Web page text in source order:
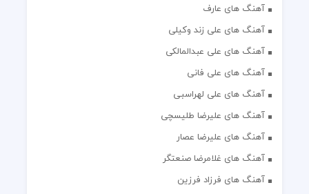
آهنگ های عارف
آهنگ های علی زند وکیلی
آهنگ های علی عبدالمالکی
آهنگ های علی فانی
آهنگ های علی لهراسبی
آهنگ های علیرضا طلیسچی
آهنگ های علیرضا عصار
آهنگ های غلامرضا صنعتگر
آهنگ های فرزاد فرزین